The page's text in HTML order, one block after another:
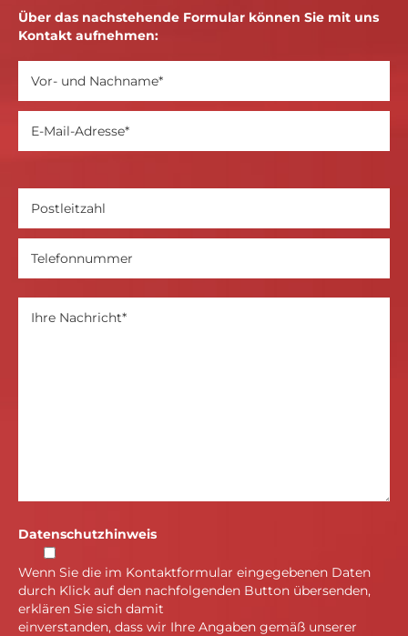
Über das nachstehende Formular können Sie mit uns
Kontakt aufnehmen:
Datenschutzhinweis
Wenn Sie die im Kontaktformular eingegebenen Daten
durch Klick auf den nachfolgenden Button übersenden,
erklären Sie sich damit
einverstanden, dass wir Ihre Angaben gemäß unserer